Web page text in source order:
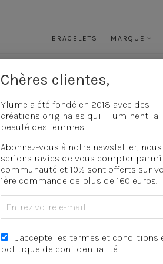
BRACELETS MARQUE
DUO
YLUME a
proposer
tout pour
contient
maille
Chères clientes,
Ylume a été fondé en 2018 avec des
créations originales qui illuminent la
beauté des femmes.
Abonnez-vous à notre newsletter, nous
serions ravies de vous compter
communauté et 10% sont offerts sur
1ère commande de plus de 160 euros.
J'accepte les termes et conditions
politique de confidentialité